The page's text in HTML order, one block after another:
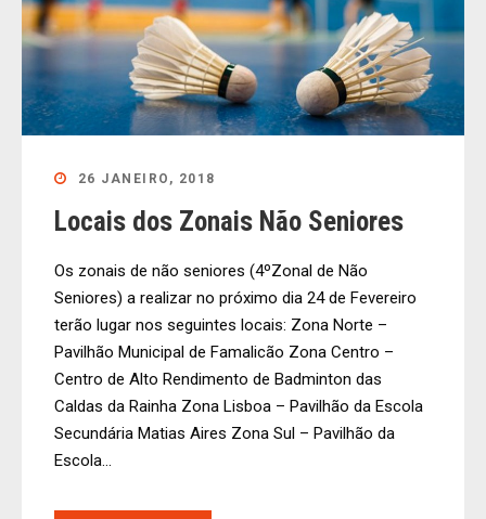
26 JANEIRO, 2018
Locais dos Zonais Não Seniores
Os zonais de não seniores (4ºZonal de Não
Seniores) a realizar no próximo dia 24 de Fevereiro
terão lugar nos seguintes locais: Zona Norte –
Pavilhão Municipal de Famalicão Zona Centro –
Centro de Alto Rendimento de Badminton das
Caldas da Rainha Zona Lisboa – Pavilhão da Escola
Secundária Matias Aires Zona Sul – Pavilhão da
Escola...